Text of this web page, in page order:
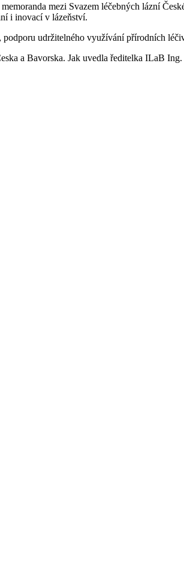
mezi Svazem léčebných lázní
i inovací v lázeňství.
udržitelného využívání přírodních
a Bavorska. Jak uvedla ředitelka ILaB